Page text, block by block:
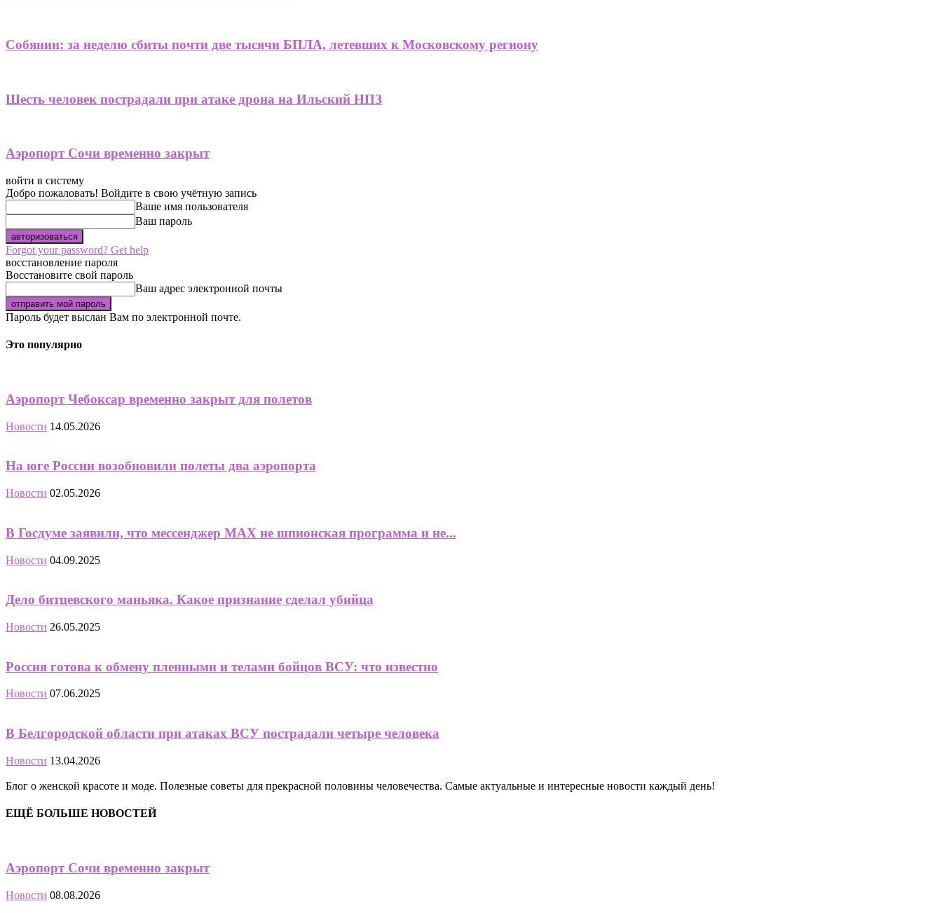
Собянин: за неделю сбиты почти две тысячи БПЛА, летевших к Московскому региону
Шесть человек пострадали при атаке дрона на Ильский НПЗ
Аэропорт Сочи временно закрыт
войти в систему
Добро пожаловать! Войдите в свою учётную запись
Ваше имя пользователя
Ваш пароль
Forgot your password? Get help
восстановление пароля
Восстановите свой пароль
Ваш адрес электронной почты
Пароль будет выслан Вам по электронной почте.
Это популярно
Аэропорт Чебоксар временно закрыт для полетов
Новости 14.05.2026
На юге России возобновили полеты два аэропорта
Новости 02.05.2026
В Госдуме заявили, что мессенджер MAX не шпионская программа и не...
Новости 04.09.2025
Дело битцевского маньяка. Какое признание сделал убийца
Новости 26.05.2025
Россия готова к обмену пленными и телами бойцов ВСУ: что известно
Новости 07.06.2025
В Белгородской области при атаках ВСУ пострадали четыре человека
Новости 13.04.2026
Блог о женской красоте и моде. Полезные советы для прекрасной половины человечества. Самые актуальные и интересные новости каждый день!
ЕЩЁ БОЛЬШЕ НОВОСТЕЙ
Аэропорт Сочи временно закрыт
Новости 08.08.2026